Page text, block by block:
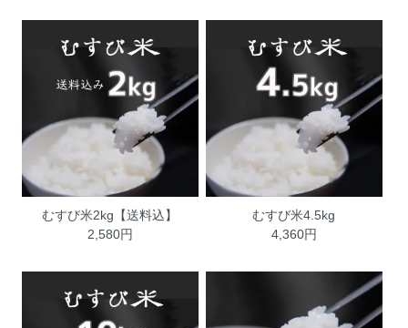
むすび米2kg【送料込】
2,580円
むすび米4.5kg
4,360円